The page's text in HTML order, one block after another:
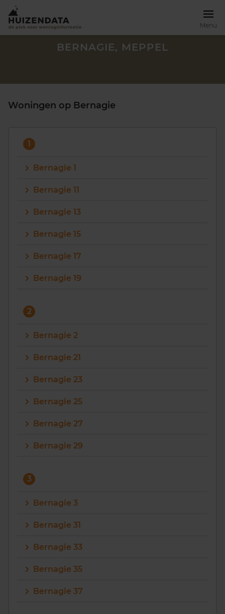
Menu
088 220 4200
Maandag t/m vrijdag - 08:00 -18:00
BERNAGIE, MEPPEL
Woningen op Bernagie
1
Bernagie 1
Bernagie 11
Bernagie 13
Bernagie 15
Bernagie 17
Bernagie 19
2
Bernagie 2
Bernagie 21
Bernagie 23
Bernagie 25
Bernagie 27
Bernagie 29
3
Bernagie 3
Bernagie 31
Bernagie 33
Bernagie 35
Bernagie 37